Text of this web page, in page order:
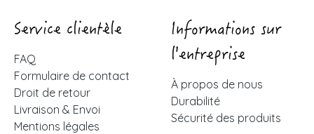
Service clientèle
FAQ
Formulaire de contact
Droit de retour
Livraison & Envoi
Mentions légales
Informations sur
l'entreprise
À propos de nous
Durabilité
Sécurité des produits